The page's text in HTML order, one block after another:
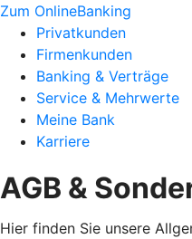
Zum OnlineBanking
Privatkunden
Firmenkunden
Banking & Verträge
Service & Mehrwerte
Meine Bank
Karriere
AGB &
Hier finden Sie unsere